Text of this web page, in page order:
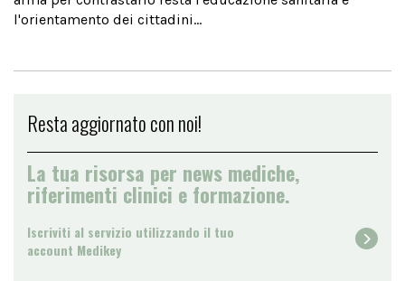
l'orientamento dei cittadini...
Resta aggiornato con noi!
La tua risorsa per news mediche,
riferimenti clinici e formazione.
Iscriviti al servizio utilizzando il tuo
account Medikey